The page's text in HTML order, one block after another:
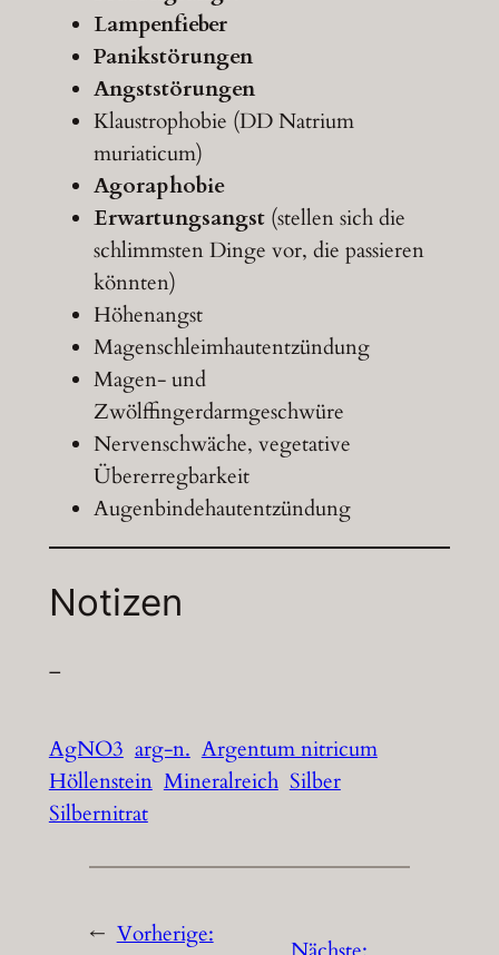
Lampenfieber
Panikstörungen
Angststörungen
Klaustrophobie (DD Natrium
muriaticum)
Agoraphobie
Erwartungsangst (stellen sich die
schlimmsten Dinge vor, die passieren
könnten)
Höhenangst
Magenschleimhautentzündung
Magen- und
Zwölffingerdarmgeschwüre
Nervenschwäche, vegetative
Übererregbarkeit
Augenbindehautentzündung
Notizen
–
AgNO3 arg-n. Argentum nitricum
Höllenstein Mineralreich Silber
Silbernitrat
← Vorherige: